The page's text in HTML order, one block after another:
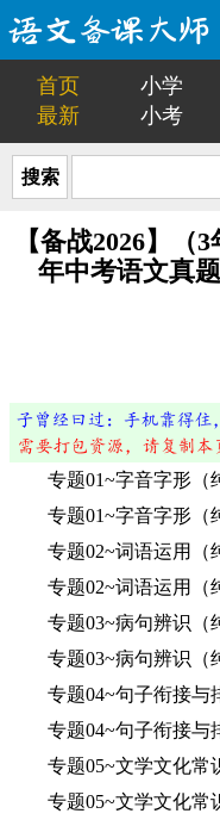
首页 小学
最新
小考
搜索
【备战2026】（
年中考语文真
专题01~字音字形（纯
专题01~字音字形（纯
专题02~词语运用（纯
专题02~词语运用（纯
专题03~病句辨识（纯
专题03~病句辨识（纯
专题04~句子衔接与排
专题04~句子衔接与排
专题05~文学文化常识
专题05~文学文化常识